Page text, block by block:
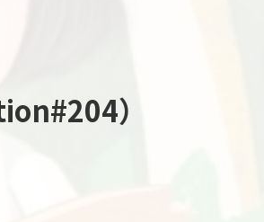
）